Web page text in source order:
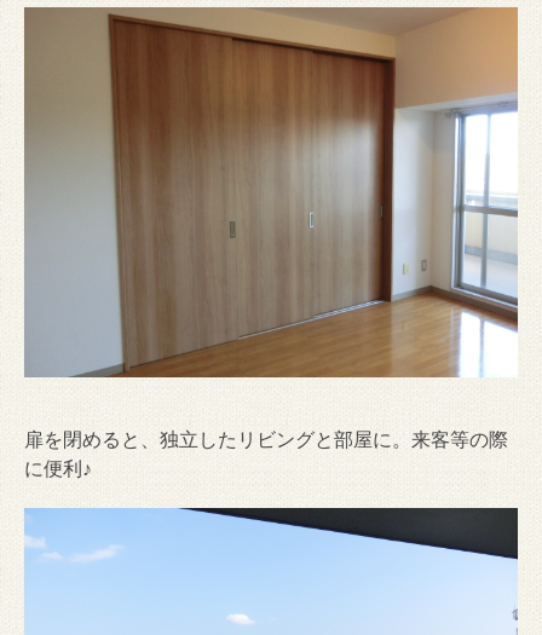
扉を閉めると、独立したリビングと部屋に。来客等の際
に便利♪